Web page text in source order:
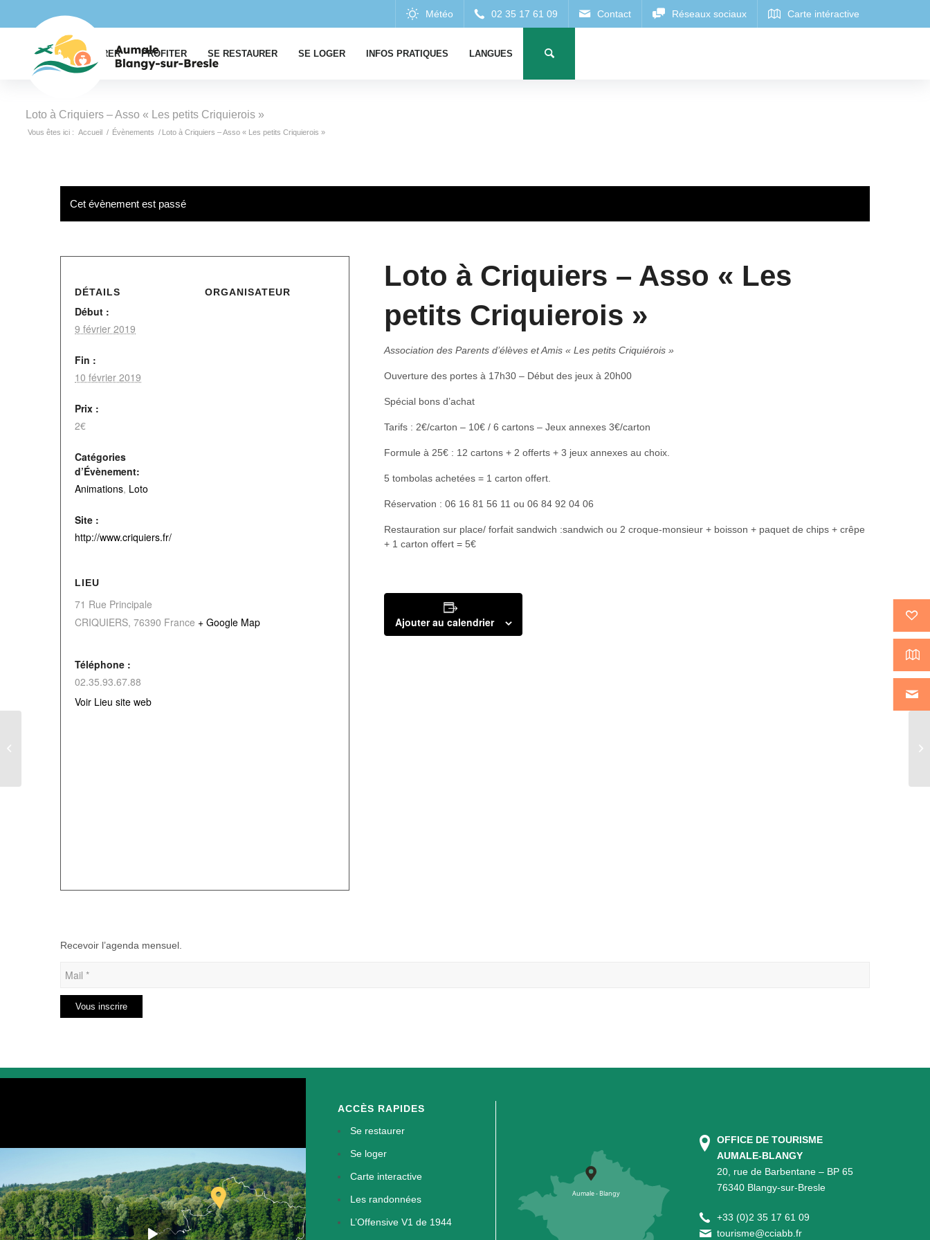
EXPLORER PROFITER SE RESTAURER SE LOGER INFOS PRATIQUES LANGUES
Loto à Criquiers – Asso « Les petits Criquierois »
Vous êtes ici : Accueil / Évènements / Loto à Criquiers – Asso « Les petits Criquierois »
Cet évènement est passé
Loto à Criquiers – Asso « Les
petits Criquierois »
Association des Parents d’élèves et Amis « Les petits Criquiérois »
Ouverture des portes à 17h30 – Début des jeux à 20h00
Spécial bons d’achat
Tarifs : 2€/carton – 10€ / 6 cartons – Jeux annexes 3€/carton
Formule à 25€ : 12 cartons + 2 offerts + 3 jeux annexes au choix.
5 tombolas achetées = 1 carton offert.
Réservation : 06 16 81 56 11 ou 06 84 92 04 06
Restauration sur place/ forfait sandwich :sandwich ou 2 croque-monsieur + boisson + paquet de chips + crêpe
+ 1 carton offert = 5€
Ajouter au calendrier
DÉTAILS
Début :
9 février 2019
Fin :
10 février 2019
Prix :
2€
Catégories
d’Évènement:
Animations, Loto
Site :
http://www.criquiers.fr/
ORGANISATEUR
LIEU
71 Rue Principale
CRIQUIERS, 76390 France + Google Map
Téléphone :
02.35.93.67.88
Voir Lieu site web
Recevoir l’agenda mensuel.
ACCÈS RAPIDES
Se restaurer
Se loger
Carte interactive
Les randonnées
L’Offensive V1 de 1944
OFFICE DE TOURISME
AUMALE-BLANGY
20, rue de Barbentane – BP 65
76340 Blangy-sur-Bresle
+33 (0)2 35 17 61 09
tourisme@cciabb.fr